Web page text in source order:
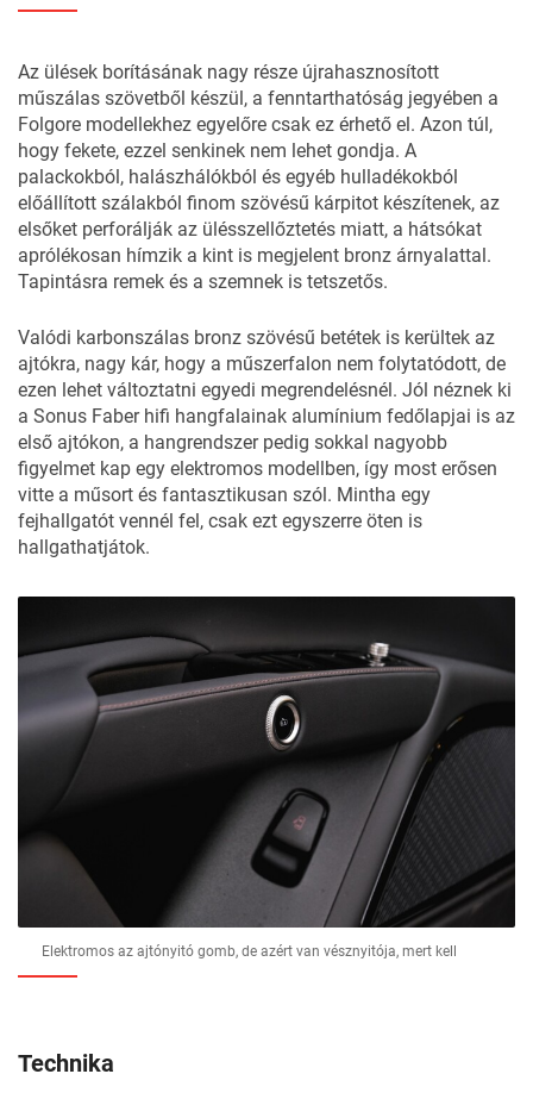
Az ülések borításának nagy része újrahasznosított
műszálas szövetből készül, a fenntarthatóság jegyében a
Folgore modellekhez egyelőre csak ez érhető el. Azon túl,
hogy fekete, ezzel senkinek nem lehet gondja. A
palackokból, halászhálókból és egyéb hulladékokból
előállított szálakból finom szövésű kárpitot készítenek, az
elsőket perforálják az ülésszellőztetés miatt, a hátsókat
aprólékosan hímzik a kint is megjelent bronz árnyalattal.
Tapintásra remek és a szemnek is tetszetős.
Valódi karbonszálas bronz szövésű betétek is kerültek az
ajtókra, nagy kár, hogy a műszerfalon nem folytatódott, de
ezen lehet változtatni egyedi megrendelésnél. Jól néznek ki
a Sonus Faber hifi hangfalainak alumínium fedőlapjai is az
első ajtókon, a hangrendszer pedig sokkal nagyobb
figyelmet kap egy elektromos modellben, így most erősen
vitte a műsort és fantasztikusan szól. Mintha egy
fejhallgatót vennél fel, csak ezt egyszerre öten is
hallgathatjátok.
Elektromos az ajtónyitó gomb, de azért van vésznyitója, mert kell
Technika